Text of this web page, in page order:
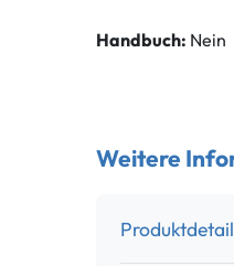
Handbuch: Nein
Weitere